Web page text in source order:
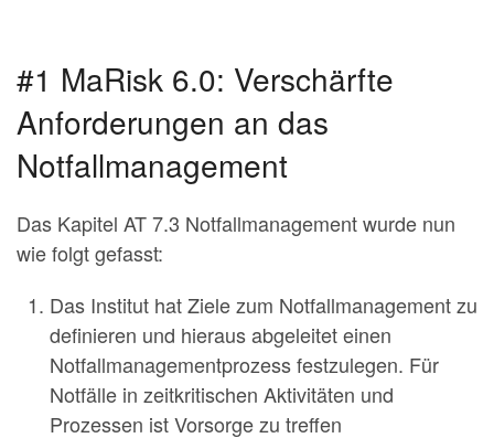
#1 MaRisk 6.0: Verschärfte
Anforderungen an das
Notfallmanagement
Das Kapitel AT 7.3 Notfallmanagement wurde nun
wie folgt gefasst:
Das Institut hat Ziele zum Notfallmanagement zu
definieren und hieraus abgeleitet einen
Notfallmanagementprozess festzulegen. Für
Notfälle in zeitkritischen Aktivitäten und
Prozessen ist Vorsorge zu treffen